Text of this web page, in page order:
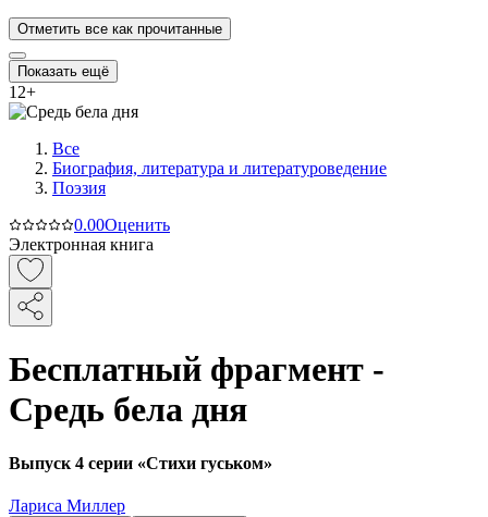
Отметить все как прочитанные
Показать ещё
12+
Все
Биография, литература и литературоведение
Поэзия
0.00Оценить
Электронная книга
Бесплатный фрагмент -
Средь бела дня
Выпуск 4 серии «Стихи гуськом»
Лариса Миллер